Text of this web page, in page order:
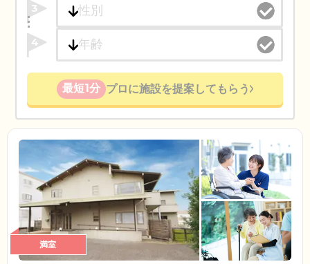
3
4
最短1分 プロに施設を提案してもらう
満室